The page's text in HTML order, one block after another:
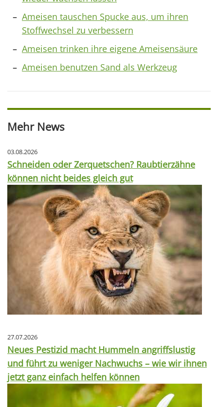
Ameisen tauschen Spucke aus, um ihren
Stoffwechsel zu verbessern
Ameisen trinken ihre eigene Ameisensäure
Ameisen benutzen Sand als Werkzeug
Mehr News
03.08.2026
Schneiden oder Zerquetschen? Raubtierzähne
können nicht beides gleich gut
27.07.2026
Neues Pestizid macht Hummeln angriffslustig
und führt zu weniger Nachwuchs – wie wir ihnen
jetzt ganz einfach helfen können